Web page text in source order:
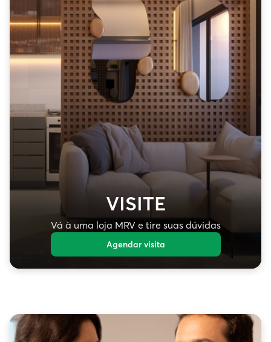
VISITE
Vá à uma loja MRV e tire suas dúvidas
Agendar visita